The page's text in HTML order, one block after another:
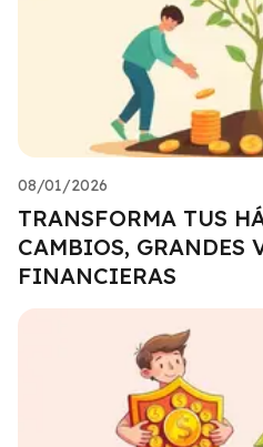
08/01/2026
TRANSFORMA TUS
CAMBIOS, GRANDES
FINANCIERAS